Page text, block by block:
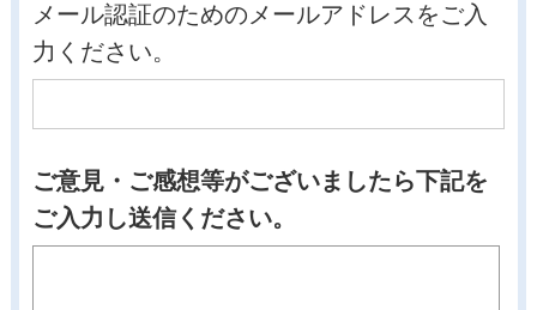
メール認証のためのメールアドレスをご入
力ください。
ご意見・ご感想等がございましたら下記を
ご入力し送信ください。